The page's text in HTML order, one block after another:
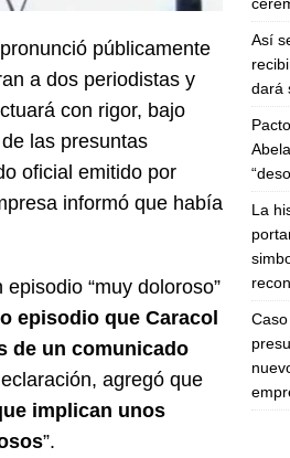
públicamente
a dos periodistas y
con rigor, bajo
las presuntas
oficial emitido por
informó que había
“muy doloroso”
episodio que Caracol
de un comunicado
agregó que
implican unos
”.
Así
dará
La